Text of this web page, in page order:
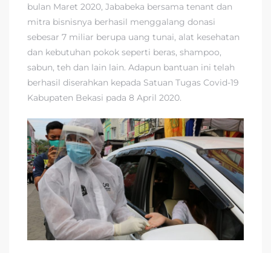
bulan Maret 2020, Jababeka bersama tenant dan
mitra bisnisnya berhasil menggalang donasi
sebesar 7 miliar berupa uang tunai, alat kesehatan
dan kebutuhan pokok seperti beras, shampoo,
sabun, teh dan lain lain. Adapun bantuan ini telah
berhasil diserahkan kepada Satuan Tugas Covid-19
Kabupaten Bekasi pada 8 April 2020.